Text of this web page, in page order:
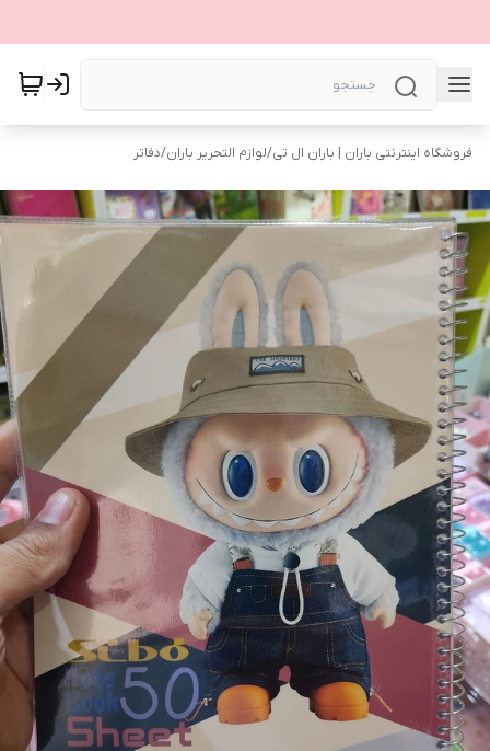
فروشگاه اینترنتی باران | باران ال تی/لوازم التحریر باران/دفاتر